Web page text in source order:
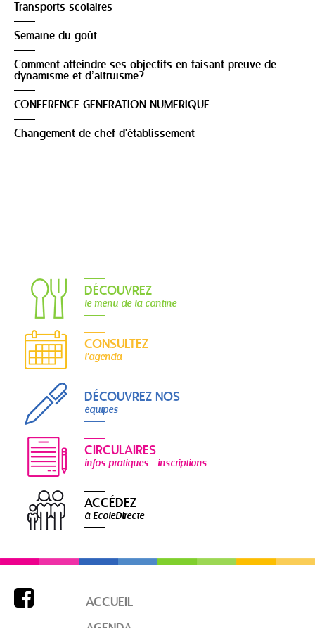
Transports scolaires
Semaine du goût
Comment atteindre ses objectifs en faisant preuve de
dynamisme et d’altruisme?
CONFERENCE GENERATION NUMERIQUE
Changement de chef d'établissement
DÉCOUVREZ
le menu de la cantine
CONSULTEZ
l'agenda
DÉCOUVREZ NOS
équipes
CIRCULAIRES
infos pratiques - inscriptions
ACCÉDEZ
à EcoleDirecte

ACCUEIL